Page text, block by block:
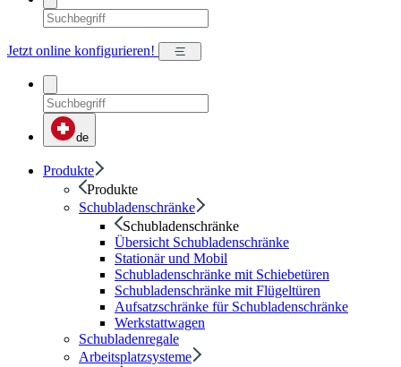
Jetzt online konfigurieren!
de
Produkte
Produkte
Schubladenschränke
Schubladenschränke
Übersicht Schubladenschränke
Stationär und Mobil
Schubladenschränke mit Schiebetüren
Schubladenschränke mit Flügeltüren
Aufsatzschränke für Schubladenschränke
Werkstattwagen
Schubladenregale
Arbeitsplatzsysteme